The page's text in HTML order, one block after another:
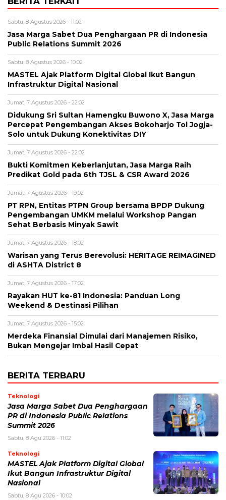
Sabtu, 8 Agustus 2026 - 11:02
Jasa Marga Sabet Dua Penghargaan PR di Indonesia
Public Relations Summit 2026
Sabtu, 8 Agustus 2026 - 10:02
MASTEL Ajak Platform Digital Global Ikut Bangun
Infrastruktur Digital Nasional
Jumat, 7 Agustus 2026 - 22:02
Didukung Sri Sultan Hamengku Buwono X, Jasa Marga
Percepat Pengembangan Akses Bokoharjo Tol Jogja-
Solo untuk Dukung Konektivitas DIY
Jumat, 7 Agustus 2026 - 22:02
Bukti Komitmen Keberlanjutan, Jasa Marga Raih
Predikat Gold pada 6th TJSL & CSR Award 2026
Jumat, 7 Agustus 2026 - 19:02
PT RPN, Entitas PTPN Group bersama BPDP Dukung
Pengembangan UMKM melalui Workshop Pangan
Sehat Berbasis Minyak Sawit
Jumat, 7 Agustus 2026 - 18:02
Warisan yang Terus Berevolusi: HERITAGE REIMAGINED
di ASHTA District 8
Jumat, 7 Agustus 2026 - 17:02
Rayakan HUT ke-81 Indonesia: Panduan Long
Weekend & Destinasi Pilihan
Jumat, 7 Agustus 2026 - 15:02
Merdeka Finansial Dimulai dari Manajemen Risiko,
Bukan Mengejar Imbal Hasil Cepat
BERITA TERBARU
Teknologi
Jasa Marga Sabet Dua Penghargaan
PR di Indonesia Public Relations
Summit 2026
Sabtu, 8 Agu 2026 - 11:02
Teknologi
MASTEL Ajak Platform Digital Global
Ikut Bangun Infrastruktur Digital
Nasional
Sabtu, 8 Agu 2026 - 10:02